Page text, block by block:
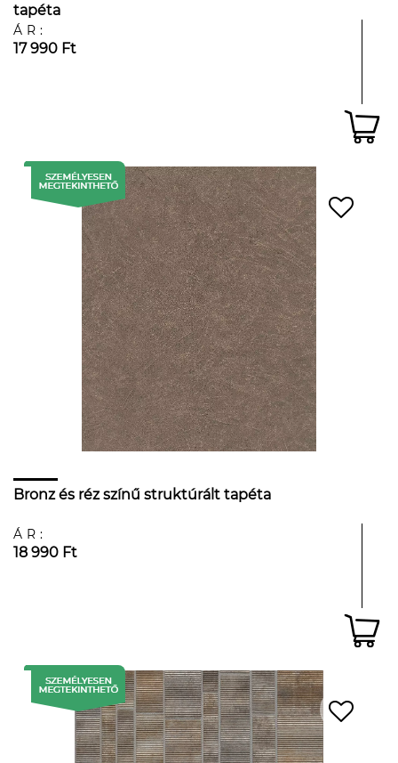
tapéta
ÁR:
17 990 Ft
Bronz és réz színű struktúrált tapéta
ÁR:
18 990 Ft